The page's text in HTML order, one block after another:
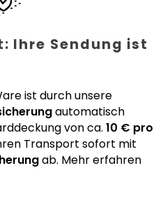
Ihre Sendung ist
ist durch unsere
automatisch
von ca. 10 € pro
Transport sofort mit
ab. Mehr erfahren